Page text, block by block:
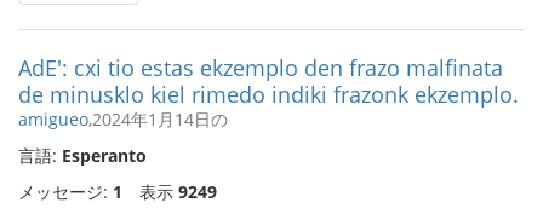
AdE': cxi tio estas ekzemplo den frazo malfinata
de minusklo kiel rimedo indiki frazonk ekzemplo.
amigueo,2024年1月14日の
言語: Esperanto
メッセージ: 1 表示 9249